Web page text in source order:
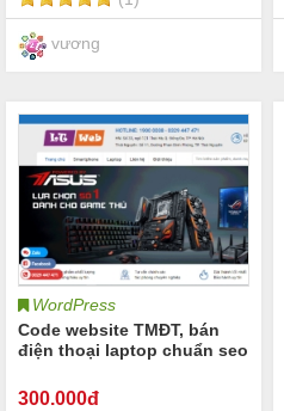
vương
WordPress
Code website TMĐT, bán
điện thoại laptop chuẩn seo
300.000đ